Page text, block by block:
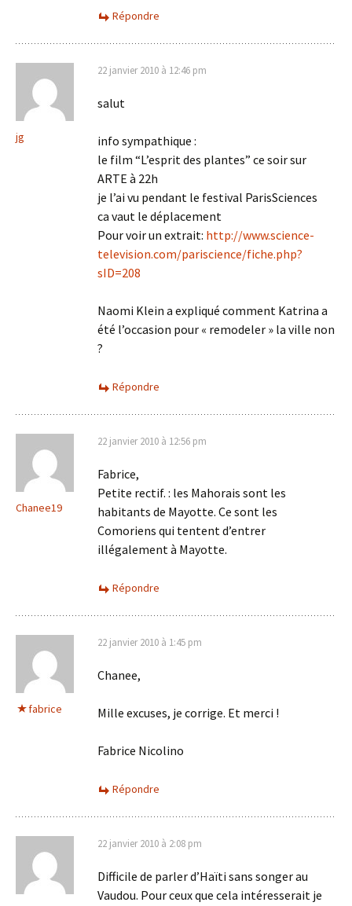
Répondre
jg
22 janvier 2010 à 12:46 pm
salut
info sympathique :
le film “L’esprit des plantes” ce soir sur
ARTE à 22h
je l’ai vu pendant le festival ParisSciences
ca vaut le déplacement
Pour voir un extrait: http://www.science-
television.com/pariscience/fiche.php?
sID=208
Naomi Klein a expliqué comment Katrina a
été l’occasion pour « remodeler » la ville non
?
Répondre
Chanee19
22 janvier 2010 à 12:56 pm
Fabrice,
Petite rectif. : les Mahorais sont les
habitants de Mayotte. Ce sont les
Comoriens qui tentent d’entrer
illégalement à Mayotte.
Répondre
fabrice
22 janvier 2010 à 1:45 pm
Chanee,
Mille excuses, je corrige. Et merci !
Fabrice Nicolino
Répondre
22 janvier 2010 à 2:08 pm
Difficile de parler d’Haïti sans songer au
Vaudou. Pour ceux que cela intéresserait je